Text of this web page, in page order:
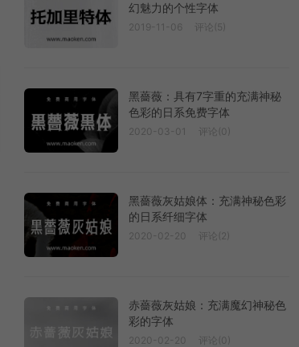
幻魅力的个性字体
2019-11-06 评论(5)
黑薔薇：具有7字重的充满神秘
色彩的日系免费字体
2020-03-01 评论(0)
黑薔薇灰姑娘体：充满神秘色彩
的日系纤细字体
2020-02-20 评论(2)
赤薔薇灰姑娘：充满魔幻神秘色
彩的字体
2020-02-20 评论(0)